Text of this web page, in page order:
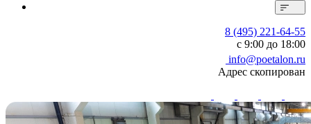
8 (495) 221-64-55
с 9:00 до 18:00
info@poetalon.ru
Адрес скопирован